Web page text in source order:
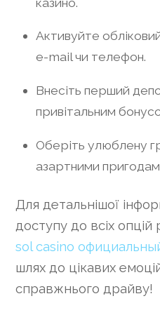
Активуйте
e-mail чи телефон.
Внесіть перший
привітальним
Оберіть улюблену
азартними
Для детальнішої
доступу до всіх
sol casino
шлях до цікавих
справжнього драйву!